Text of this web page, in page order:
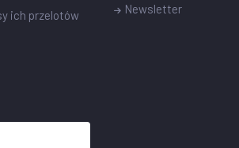
ich przelotów
Newsletter